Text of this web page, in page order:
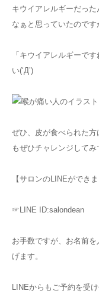
キウイアレルギーだっ
なぁと思っていたので
「キウイアレルギーで
い(‘Д’)
ぜひ、皮が食べられた
もぜひチャレンジして
【サロンのLINEができ
☞LINE ID:salondean
お手数ですが、お名前
げます。
LINEからもご予約を受